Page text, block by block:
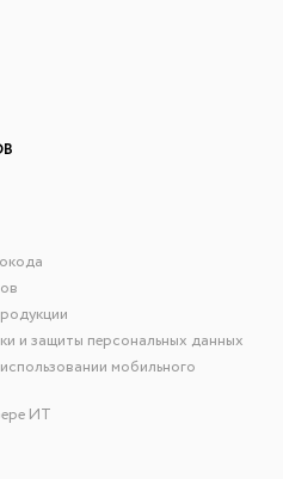
и защиты персональных данных
мобильного
ИТ